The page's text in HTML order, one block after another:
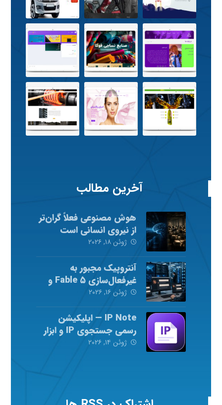
آخرین مطالب
هوش مصنوعی فعلاً گران‌تر
از نیروی انسانی است
ژوئن ۱۸, ۲۰۲۶
آنتروپیک مجبور به
غیرفعال‌سازی Fable ۵ و
Mythos ۵ شد
ژوئن ۱۶, ۲۰۲۶
IP Note — اپلیکیشن
رسمی جستجوی IP و ابزار
شبکه
ژوئن ۱۴, ۲۰۲۶